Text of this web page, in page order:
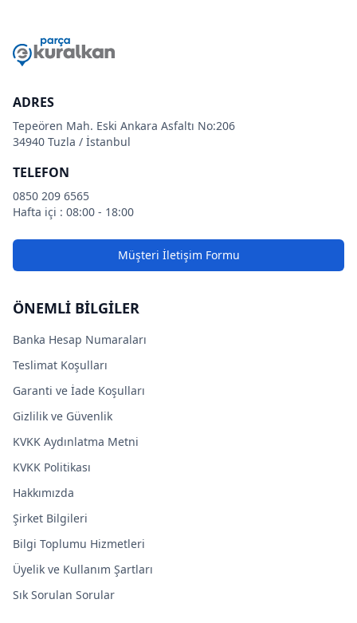
ADRES
Tepeören Mah. Eski Ankara Asfaltı No:206
34940 Tuzla / İstanbul
TELEFON
0850 209 6565
Hafta içi : 08:00 - 18:00
Müşteri İletişim Formu
ÖNEMLİ BİLGİLER
Banka Hesap Numaraları
Teslimat Koşulları
Garanti ve İade Koşulları
Gizlilik ve Güvenlik
KVKK Aydınlatma Metni
KVKK Politikası
Hakkımızda
Şirket Bilgileri
Bilgi Toplumu Hizmetleri
Üyelik ve Kullanım Şartları
Sık Sorulan Sorular